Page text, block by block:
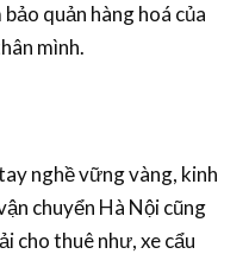
quản hàng hoá của
mình.
nghề vững vàng, kinh
chuyển Hà Nội cũng
cho thuê như, xe cẩu